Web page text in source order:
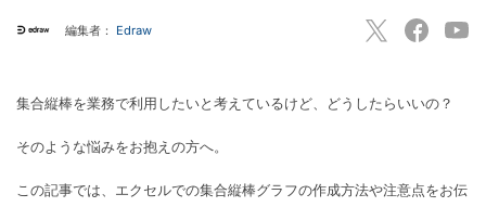
サポート
マインドマップソフトウェア
フローチャート
P&ID
思考整理
記事
AIマインドマップ自動作成 >
利用方法を案内します
編集者： Edraw
集合縦棒を業務で利用したいと考えているけど、どうしたらいいの？
そのような悩みをお抱えの方へ。
この記事では、エクセルでの集合縦棒グラフの作成方法や注意点をお伝